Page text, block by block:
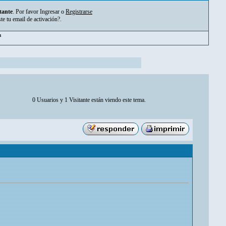
. Por favor Ingresar o Registrarse
tu email de activación?.
0 Usuarios y 1 Visitante están viendo este tema.